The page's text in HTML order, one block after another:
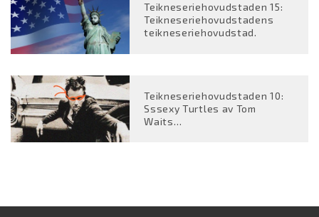
Teikneseriehovudstaden 15:
Teikneseriehovudstadens
teikneseriehovudstad.
Teikneseriehovudstaden 10:
Sssexy Turtles av Tom
Waits…